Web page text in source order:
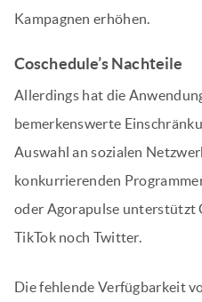
Kampagnen erhöhen.
Coschedule’s Nachteile
Allerdings hat die
bemerkenswerte
Auswahl an sozialen
konkurrierenden
oder Agorapulse unterstützt
TikTok noch Twitter.
Die fehlende Verfügbarkeit